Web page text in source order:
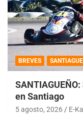
BREVES
en Santiago
5 agosto, 2026 E-